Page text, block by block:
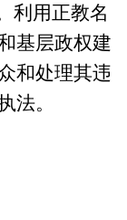
利用正教名
基层政权建
和处理其违
法。